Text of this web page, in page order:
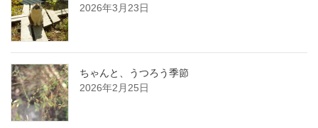
2026年3月23日
ちゃんと、うつろう季節
2026年2月25日